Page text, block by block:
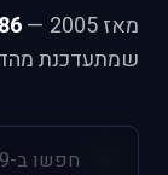
מאז 2005 — 386
שמתעדכנת